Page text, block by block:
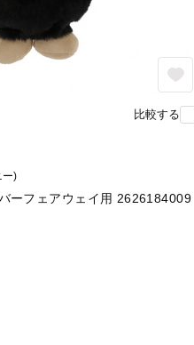
比較する
ー)
ーフェアウェイ用 2626184009